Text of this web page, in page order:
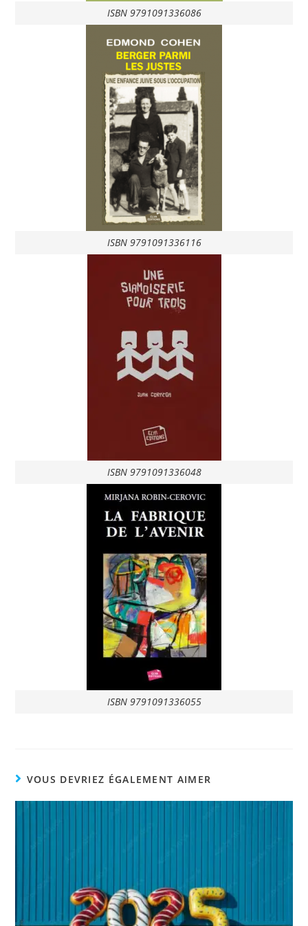
ISBN 9791091336086
ISBN 9791091336116
ISBN 9791091336048
ISBN 9791091336055
VOUS DEVRIEZ ÉGALEMENT AIMER